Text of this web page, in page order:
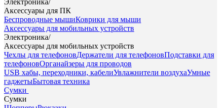
Электроника/
Аксессуары для ПК
Беспроводные мышиКоврики для мыши
Аксессуары для мобильных устройств
Электроника/
Аксессуары для мобильных устройств
Чехлы для телефоновДержатели для телефоновПодставки для
телефоновОрганайзеры для проводов
USB хабы, переходники, кабелиУвлажнители воздухаУмные
гаджетыБытовая техника
Сумки
Сумки